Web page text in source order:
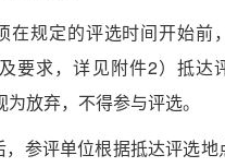
在规定的评选时间开始前
及要求，详见附件2）抵达
放弃，不得参与评选。
，参评单位根据抵达评选地